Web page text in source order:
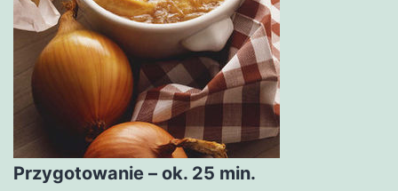
Przygotowanie – ok. 25 min.